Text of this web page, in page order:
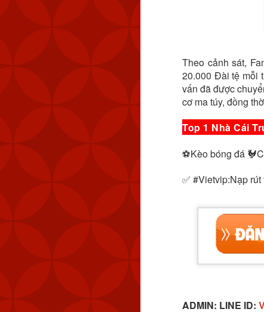
Theo cảnh sát,
20.000 Đài tệ mỗi
vấn đã được
cơ ma túy, đồng
Top 1 Nhà Cái
⚽️Kèo bóng đá
✅ #Vietvip:Nạp
ADMIN: LINE ID:
CÁCH TẢI